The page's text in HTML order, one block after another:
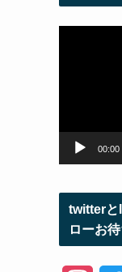
00:00
twitterと
ローお